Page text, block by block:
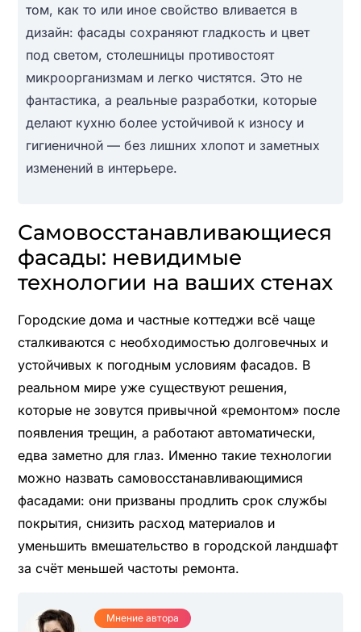
том, как то или иное свойство вливается в
дизайн: фасады сохраняют гладкость и цвет
под светом, столешницы противостоят
микроорганизмам и легко чистятся. Это не
фантастика, а реальные разработки, которые
делают кухню более устойчивой к износу и
гигиеничной — без лишних хлопот и заметных
изменений в интерьере.
Самовосстанавливающиеся
фасады: невидимые
технологии на ваших стенах
Городские дома и частные коттеджи всё чаще
сталкиваются с необходимостью долговечных и
устойчивых к погодным условиям фасадов. В
реальном мире уже существуют решения,
которые не зовутся привычной «ремонтом» после
появления трещин, а работают автоматически,
едва заметно для глаз. Именно такие технологии
можно назвать самовосстанавливающимися
фасадами: они призваны продлить срок службы
покрытия, снизить расход материалов и
уменьшить вмешательство в городской ландшафт
за счёт меньшей частоты ремонта.
Мнение автора